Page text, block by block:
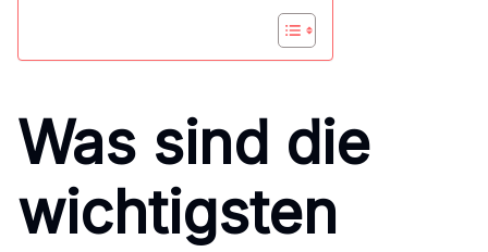
Was sind die
wichtigsten